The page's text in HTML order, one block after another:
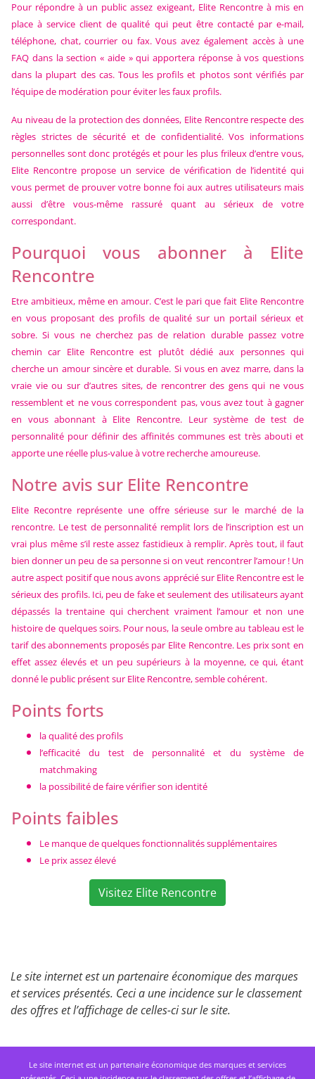
Pour répondre à un public assez exigeant, Elite Rencontre à mis en
place à service client de qualité qui peut être contacté par e-mail,
téléphone, chat, courrier ou fax. Vous avez également accès à une
FAQ dans la section « aide » qui apportera réponse à vos questions
dans la plupart des cas. Tous les profils et photos sont vérifiés par
l’équipe de modération pour éviter les faux profils.
Au niveau de la protection des données, Elite Rencontre respecte des
règles strictes de sécurité et de confidentialité. Vos informations
personnelles sont donc protégés et pour les plus frileux d’entre vous,
Elite Rencontre propose un service de vérification de l’identité qui
vous permet de prouver votre bonne foi aux autres utilisateurs mais
aussi d’être vous-même rassuré quant au sérieux de votre
correspondant.
Pourquoi vous abonner à Elite
Rencontre
Etre ambitieux, même en amour. C’est le pari que fait Elite Rencontre
en vous proposant des profils de qualité sur un portail sérieux et
sobre. Si vous ne cherchez pas de relation durable passez votre
chemin car Elite Rencontre est plutôt dédié aux personnes qui
cherche un amour sincère et durable. Si vous en avez marre, dans la
vraie vie ou sur d’autres sites, de rencontrer des gens qui ne vous
ressemblent et ne vous correspondent pas, vous avez tout à gagner
en vous abonnant à Elite Rencontre. Leur système de test de
personnalité pour définir des affinités communes est très abouti et
apporte une réelle plus-value à votre recherche amoureuse.
Notre avis sur Elite Rencontre
Elite Recontre représente une offre sérieuse sur le marché de la
rencontre. Le test de personnalité remplit lors de l’inscription est un
vrai plus même s’il reste assez fastidieux à remplir. Après tout, il faut
bien donner un peu de sa personne si on veut rencontrer l’amour ! Un
autre aspect positif que nous avons apprécié sur Elite Rencontre est le
sérieux des profils. Ici, peu de fake et seulement des utilisateurs ayant
dépassés la trentaine qui cherchent vraiment l’amour et non une
histoire de quelques soirs. Pour nous, la seule ombre au tableau est le
tarif des abonnements proposés par Elite Rencontre. Les prix sont en
effet assez élevés et un peu supérieurs à la moyenne, ce qui, étant
donné le public présent sur Elite Rencontre, semble cohérent.
Points forts
la qualité des profils
l’efficacité du test de personnalité et du système de
matchmaking
la possibilité de faire vérifier son identité
Points faibles
Le manque de quelques fonctionnalités supplémentaires
Le prix assez élevé
Visitez Elite Rencontre
Le site internet est un partenaire économique des marques
et services présentés. Ceci a une incidence sur le classement
des offres et l’affichage de celles-ci sur le site.
Le site internet est un partenaire économique des marques et services